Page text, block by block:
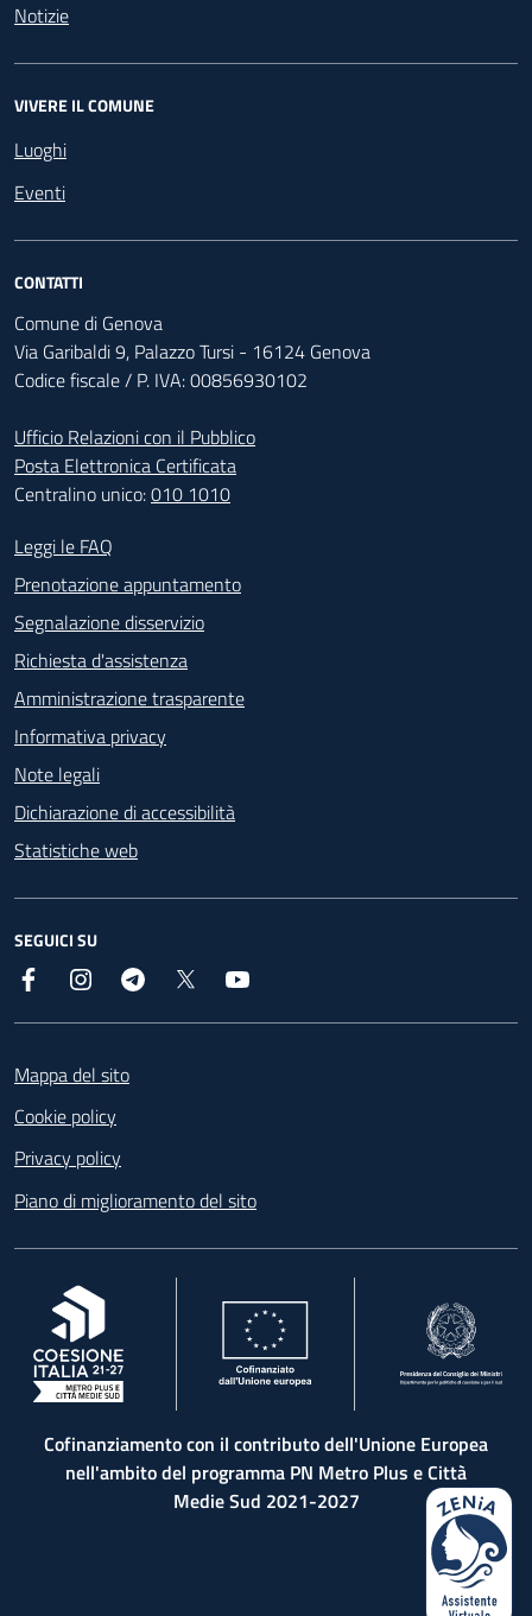
Notizie
VIVERE IL COMUNE
Luoghi
Eventi
CONTATTI
Comune di Genova
Via Garibaldi 9, Palazzo Tursi - 16124 Genova
Codice fiscale / P. IVA: 00856930102
Ufficio Relazioni con il Pubblico
Posta Elettronica Certificata
Centralino unico:010 1010
Footer - Contatti
Leggi le FAQ
Prenotazione appuntamento
Segnalazione disservizio
Richiesta d'assistenza
Amministrazione trasparente
Informativa privacy
Note legali
Dichiarazione di accessibilità
Statistiche web
SEGUICI SU
Facebook InstagramTelegram
Mappa del sito
Cookie policy
Privacy policy
Piano di miglioramento del sito
, apre in una nuova scheda
Cofinanziamento con il contributo dell'Unione Europea
nell'ambito del programma PN Metro Plus e Città
Medie Sud 2021-2027